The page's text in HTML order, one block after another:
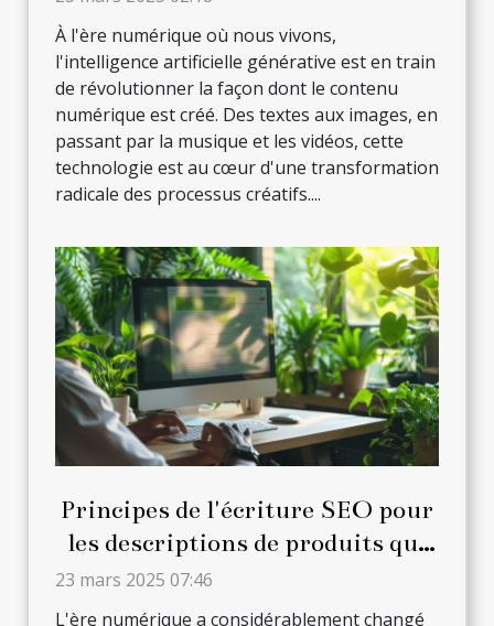
À l'ère numérique où nous vivons,
l'intelligence artificielle générative est en train
de révolutionner la façon dont le contenu
numérique est créé. Des textes aux images, en
passant par la musique et les vidéos, cette
technologie est au cœur d'une transformation
radicale des processus créatifs....
Principes de l'écriture SEO pour
les descriptions de produits qui
convertissent
23 mars 2025 07:46
L'ère numérique a considérablement changé